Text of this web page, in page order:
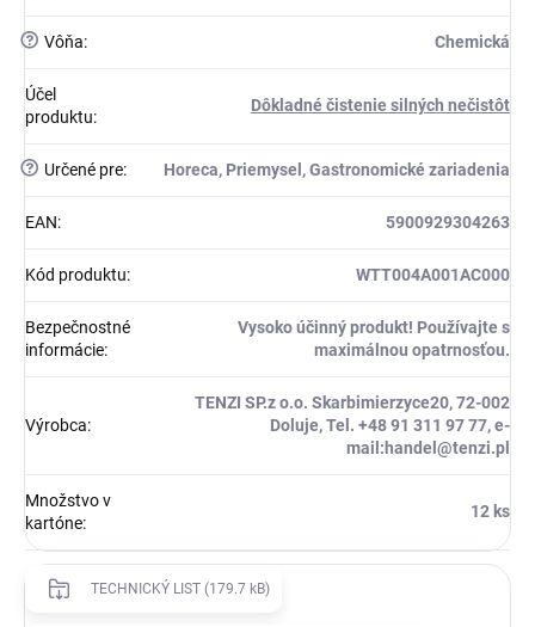
? Vôňa: Chemická
Účel
produktu:
Dôkladné čistenie silných nečistôt
? Určené pre: Horeca, Priemysel, Gastronomické zariadenia
EAN: 5900929304263
Kód produktu: WTT004A001AC000
Bezpečnostné
informácie:
Vysoko účinný produkt! Používajte s
maximálnou opatrnosťou.
Výrobca:
TENZI SP.z o.o. Skarbimierzyce20, 72-002
Doluje, Tel. +48 91 311 97 77, e-
mail:handel@tenzi.pl
Množstvo v
kartóne:
12 ks
TECHNICKÝ LIST (179.7 kB)